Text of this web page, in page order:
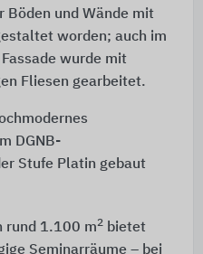
Böden und Wände mit
worden; auch im
wurde mit
Fliesen gearbeitet.
DGNB-
Stufe Platin gebaut
rund 1.100 m2bietet
Seminarräume – bei